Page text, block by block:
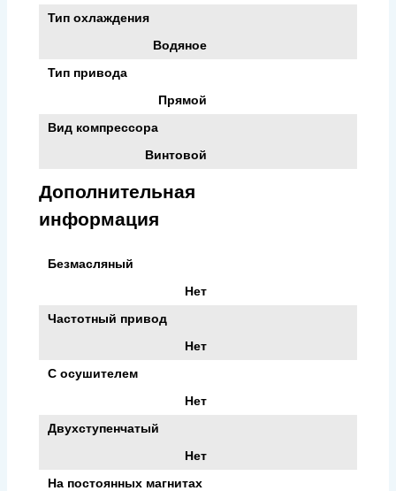
Тип охлаждения
Водяное
Тип привода
Прямой
Вид компрессора
Винтовой
Дополнительная
информация
Безмасляный
Нет
Частотный привод
Нет
С осушителем
Нет
Двухступенчатый
Нет
На постоянных магнитах